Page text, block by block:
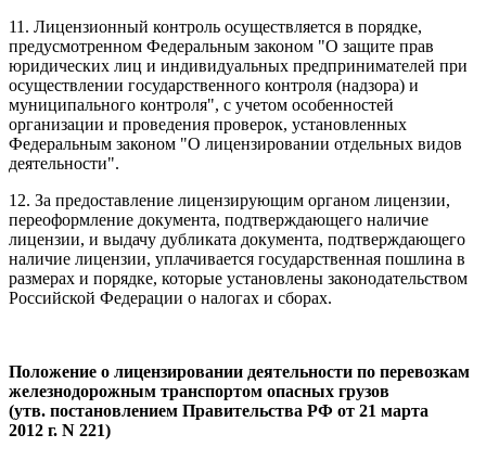
11. Лицензионный контроль осуществляется в порядке,
предусмотренном Федеральным законом "О защите прав
юридических лиц и индивидуальных предпринимателей при
осуществлении государственного контроля (надзора) и
муниципального контроля", с учетом особенностей
организации и проведения проверок, установленных
Федеральным законом "О лицензировании отдельных видов
деятельности".
12. За предоставление лицензирующим органом лицензии,
переоформление документа, подтверждающего наличие
лицензии, и выдачу дубликата документа, подтверждающего
наличие лицензии, уплачивается государственная пошлина в
размерах и порядке, которые установлены законодательством
Российской Федерации о налогах и сборах.
Положение о лицензировании деятельности по перевозкам
железнодорожным транспортом опасных грузов
(утв. постановлением Правительства РФ от 21 марта
2012 г. N 221)